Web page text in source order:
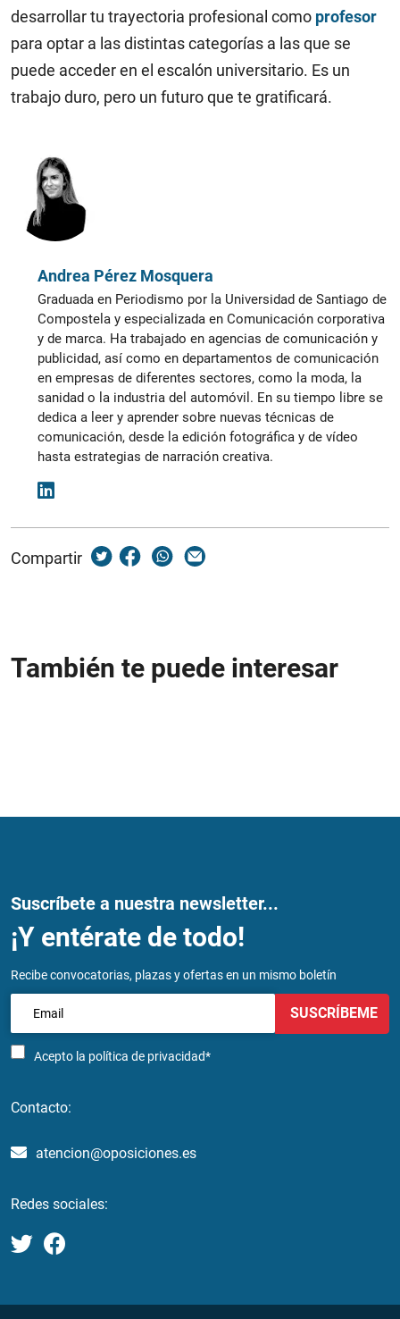
desarrollar tu trayectoria profesional como profesor
para optar a las distintas categorías a las que se
puede acceder en el escalón universitario. Es un
trabajo duro, pero un futuro que te gratificará.
Andrea Pérez Mosquera
Graduada en Periodismo por la Universidad de Santiago de
Compostela y especializada en Comunicación corporativa
y de marca. Ha trabajado en agencias de comunicación y
publicidad, así como en departamentos de comunicación
en empresas de diferentes sectores, como la moda, la
sanidad o la industria del automóvil. En su tiempo libre se
dedica a leer y aprender sobre nuevas técnicas de
comunicación, desde la edición fotográfica y de vídeo
hasta estrategias de narración creativa.
Compartir
También te puede interesar
Suscríbete a nuestra newsletter...
¡Y entérate de todo!
Recibe convocatorias, plazas y ofertas en un mismo boletín
Acepto la política de privacidad*
SUSCRÍBEME
Contacto:
atencion@oposiciones.es
Redes sociales: